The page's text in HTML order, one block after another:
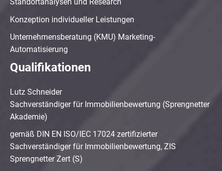
Standortanalysen und Research
Konzeption individueller Leistungen
Unternehmensberatung (KMU) Marketing-
Automatisierung
Qualifikationen
Lutz Schneider
Sachverständiger für Immobilienbewertung (Sprengnetter
Akademie)
gemäß DIN EN ISO/IEC 17024 zertifizierter
Sachverständiger für Immobilienbewertung, ZIS
Sprengnetter Zert (S)